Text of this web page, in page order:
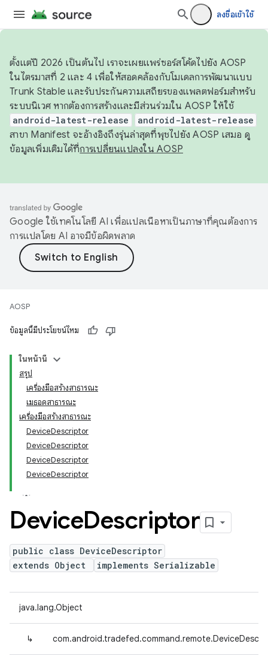
ลงชื่อเข้าใช้
ตั้งแต่ปี 2026 เป็นต้นไป เราจะเผยแพร่ซอร์สโค้ดไปยัง AOSP
ในไตรมาสที่ 2 และ 4 เพื่อให้สอดคล้องกับโมเดลการพัฒนาแบบ
Trunk Stable และรับประกันความเสถียรของแพลตฟอร์มสำหรับ
ระบบนิเวศ หากต้องการสร้างและมีส่วนร่วมใน AOSP ให้ใช้
android-latest-release android-latest-release
สาขา Manifest จะอ้างอิงถึงรุ่นล่าสุดที่พุชไปยัง AOSP เสมอ ดู
ข้อมูลเพิ่มเติมได้ที่การเปลี่ยนแปลงใน AOSP
Google ใช้เทคโนโลยี AI เพื่อแปลเนื้อหาเป็นภาษาที่คุณต้องการ
การแปลโดย AI อาจมีข้อผิดพลาด
AOSP
ข้อมูลนี้มีประโยชน์ไหม
ในหน้านี้
สรุป
เครื่องมือสร้างสาธารณะ
เมธอดสาธารณะ
เครื่องมือสร้างสาธารณะ
DeviceDescriptor
DeviceDescriptor
DeviceDescriptor
DeviceDescriptor
DeviceDescriptor
public class DeviceDescriptor
extends Object
implements Serializable
java.lang.Object
↳